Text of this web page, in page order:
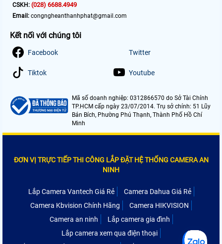
CSKH: (028) 6688.4949
Email: congngheanthanhphat@gmail.com
Kết nối với chúng tôi
Facebook Twitter
Tiktok Youtube
Mã số doanh nghiệp: 0312866570 do Sở Tài Chính
TP.HCM cấp ngày 23/07/2014. Trụ sở chính: 51 Lũy
Bán Bích, Phường Phú Thạnh, Thành Phố Hồ Chí
Minh
ĐƠN VỊ TRỰC TIẾP THI CÔNG LẮP ĐẶT HỆ THỐNG CAMERA AN
NINH
Lắp Camera Vantech Giá Rẻ
Camera Dahua Giá Rẻ
Camera Kbvision Chính Hãng
Camera HIKVISION
Camera an ninh
Lắp camera gia đình
Lắp camera xem qua điện thoại